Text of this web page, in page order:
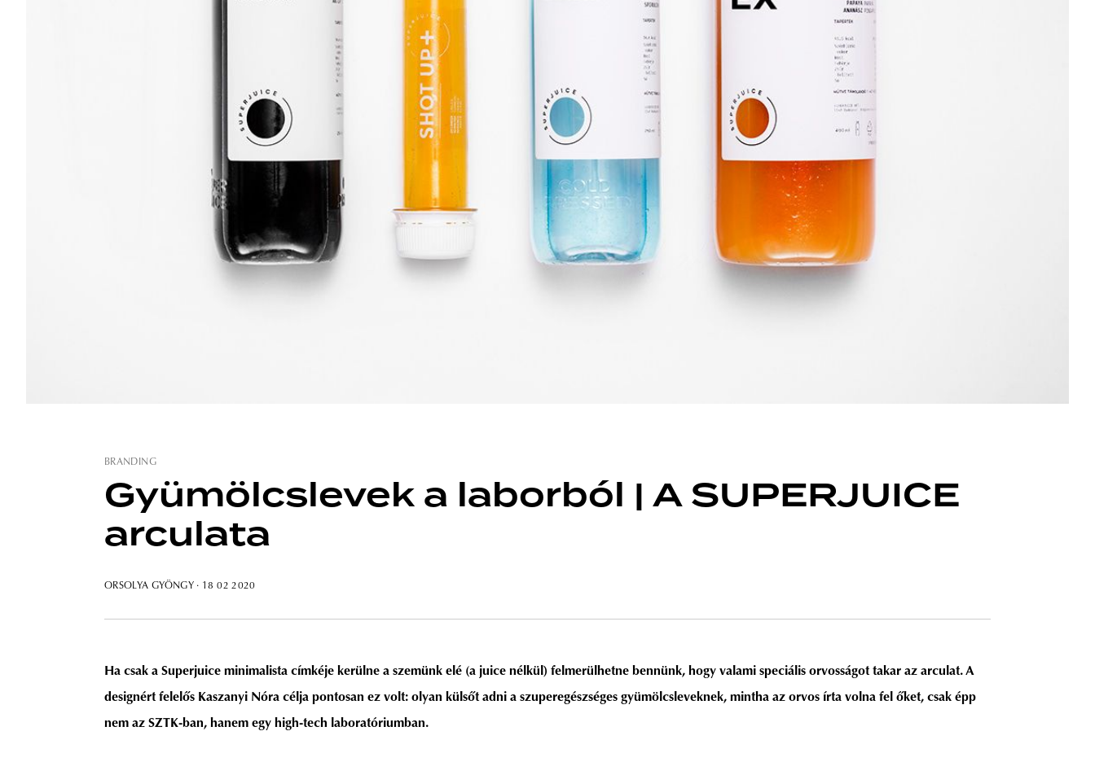
BRANDING
Gyümölcslevek a laborból | A SUPERJUICE
arculata
ORSOLYA GYÖNGY · 18 02 2020
Ha csak a Superjuice minimalista címkéje kerülne a szemünk elé (a juice nélkül) felmerülhetne bennünk, hogy valami speciális orvosságot takar az arculat. A
designért felelős Kaszanyi Nóra célja pontosan ez volt: olyan külsőt adni a szuperegészséges gyümölcsleveknek, mintha az orvos írta volna fel őket, csak épp
nem az SZTK-ban, hanem egy high-tech laboratóriumban.